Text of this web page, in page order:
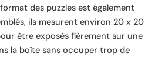
des puzzles est également
ils mesurent environ 20 x 20
être exposés fièrement sur une
la boîte sans occuper trop de